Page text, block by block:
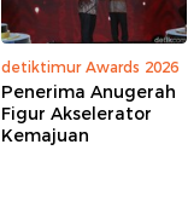
detiktimur Awards 2026
Penerima Anugerah
Figur Akselerator
Kemajuan